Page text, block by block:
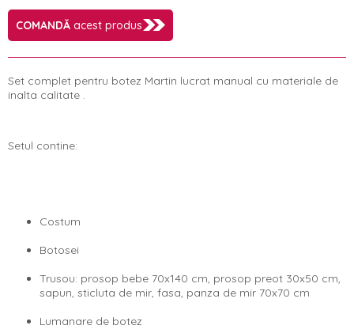
COMANDĂ acest produs
Set complet pentru botez Martin lucrat manual cu materiale de
inalta calitate .
Setul contine:
Costum
Botosei
Trusou: prosop bebe 70x140 cm, prosop preot 30x50 cm,
sapun, sticluta de mir, fasa, panza de mir 70x70 cm
Lumanare de botez